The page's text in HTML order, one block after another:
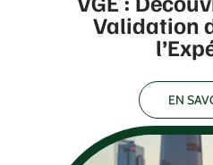
Validation
EN